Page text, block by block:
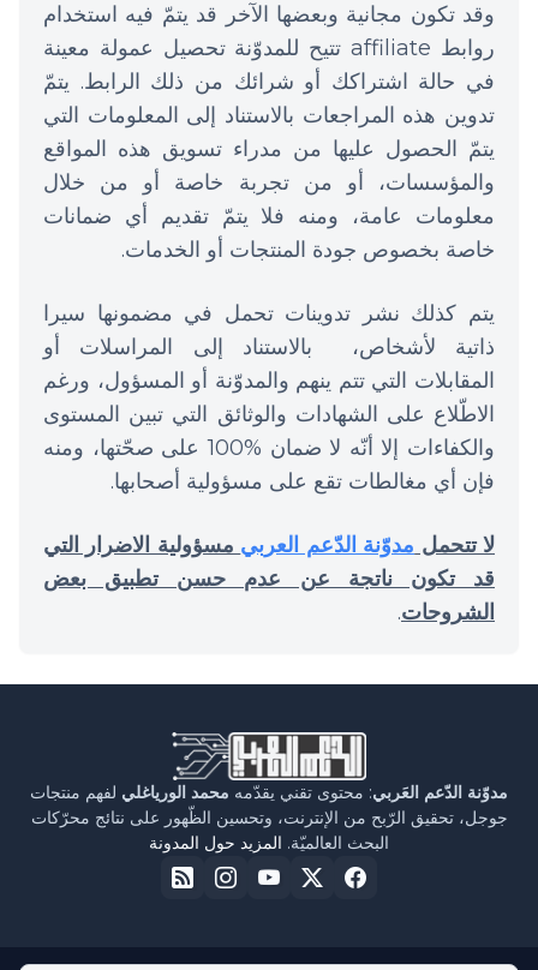
وقد تكون مجانية وبعضها الآخر قد يتمّ فيه استخدام
روابط affiliate تتيح للمدوّنة تحصيل عمولة معينة
في حالة اشتراكك أو شرائك من ذلك الرابط. يتمّ
تدوين هذه المراجعات بالاستناد إلى المعلومات التي
يتمّ الحصول عليها من مدراء تسويق هذه المواقع
والمؤسسات، أو من تجربة خاصة أو من خلال
معلومات عامة، ومنه فلا يتمّ تقديم أي ضمانات
خاصة بخصوص جودة المنتجات أو الخدمات.
يتم كذلك نشر تدوينات تحمل في مضمونها سيرا
ذاتية لأشخاص، بالاستناد إلى المراسلات أو
المقابلات التي تتم ينهم والمدوّنة أو المسؤول، ورغم
الاطّلاع على الشهادات والوثائق التي تبين المستوى
والكفاءات إلا أنّه لا ضمان %100 على صحّتها، ومنه
فإن أي مغالطات تقع على مسؤولية أصحابها.
لا تتحمل مدوّنة الدّعم العربي مسؤولية الاضرار التي
قد تكون ناتجة عن عدم حسن تطبيق بعض
الشروحات.
مدوّنة الدّعم العَربي: محتوى تقني يقدّمه محمد الورياغلي لفهم منتجات
جوجل، تحقيق الرّبح من الإنترنت، وتحسين الظّهور على نتائج محرّكات
البحث العالميّة. المزيد حول المدونة